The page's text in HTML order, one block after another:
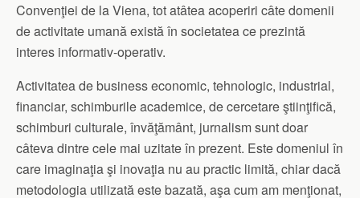
Convenţiei de la Viena, tot atâtea acoperiri câte domenii
de activitate umană există în societatea ce prezintă
interes informativ-operativ.
Activitatea de business economic, tehnologic, industrial,
financiar, schimburile academice, de cercetare ştiinţifică,
schimburi culturale, învăţământ, jurnalism sunt doar
câteva dintre cele mai uzitate în prezent. Este domeniul în
care imaginaţia şi inovaţia nu au practic limită, chiar dacă
metodologia utilizată este bazată, aşa cum am menţionat,